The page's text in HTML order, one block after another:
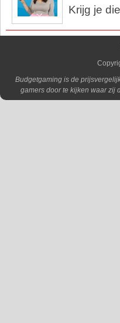
Krijg je
Budgetgaming is de
gamers door te kijken waar zij